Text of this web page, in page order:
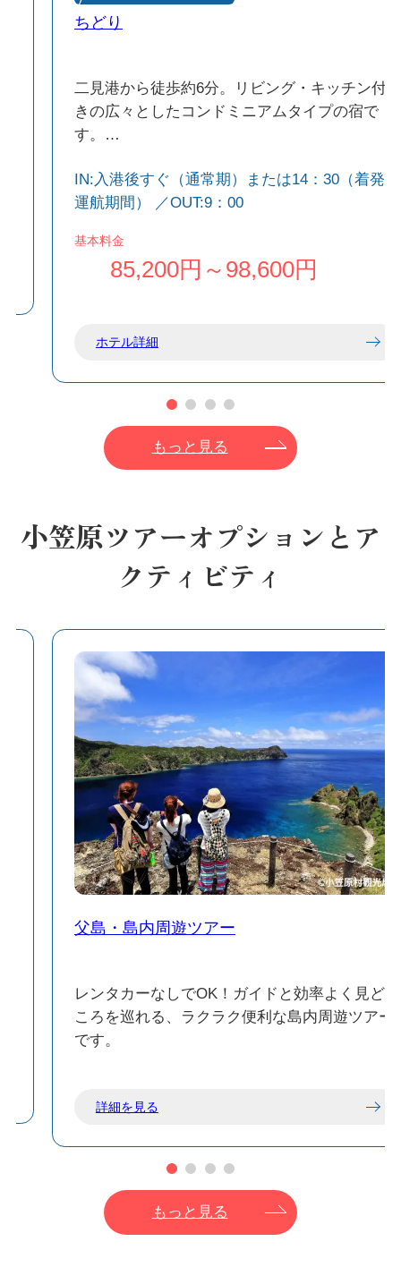
ム
ちどり
二見港から徒歩約6分。リビング・キッチン付
きの広々としたコンドミニアムタイプの宿で
す。
在にも便利。暮らすような島ステイをお楽しみ
いただけます。
い物や飲食店へのアクセスにも便利です。
IN:入港後すぐ（通常期）または14：30（着発
運航期間） ／OUT:9：00
基本料金
85,200円～98,600円
ホテル詳細
もっと見る
小笠原ツアーオプションとア
クティビティ
父島・島内周遊ツアー
レンタカーなしでOK！ガイドと効率よく見ど
ころを巡れる、ラクラク便利な島内周遊ツアー
です。
詳細を見る
もっと見る